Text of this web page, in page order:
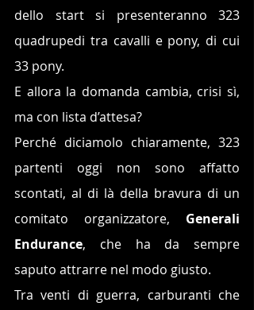
dello start si presenteranno 323
quadrupedi tra cavalli e pony, di cui
33 pony.
E allora la domanda cambia, crisi sì,
ma con lista d’attesa?
Perché diciamolo chiaramente, 323
partenti oggi non sono affatto
scontati, al di là della bravura di un
comitato organizzatore, Generali
Endurance, che ha da sempre
saputo attrarre nel modo giusto.
Tra venti di guerra, carburanti che